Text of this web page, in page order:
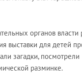
органов власти
выставки для детей
загадки, посмотрели
разминке.